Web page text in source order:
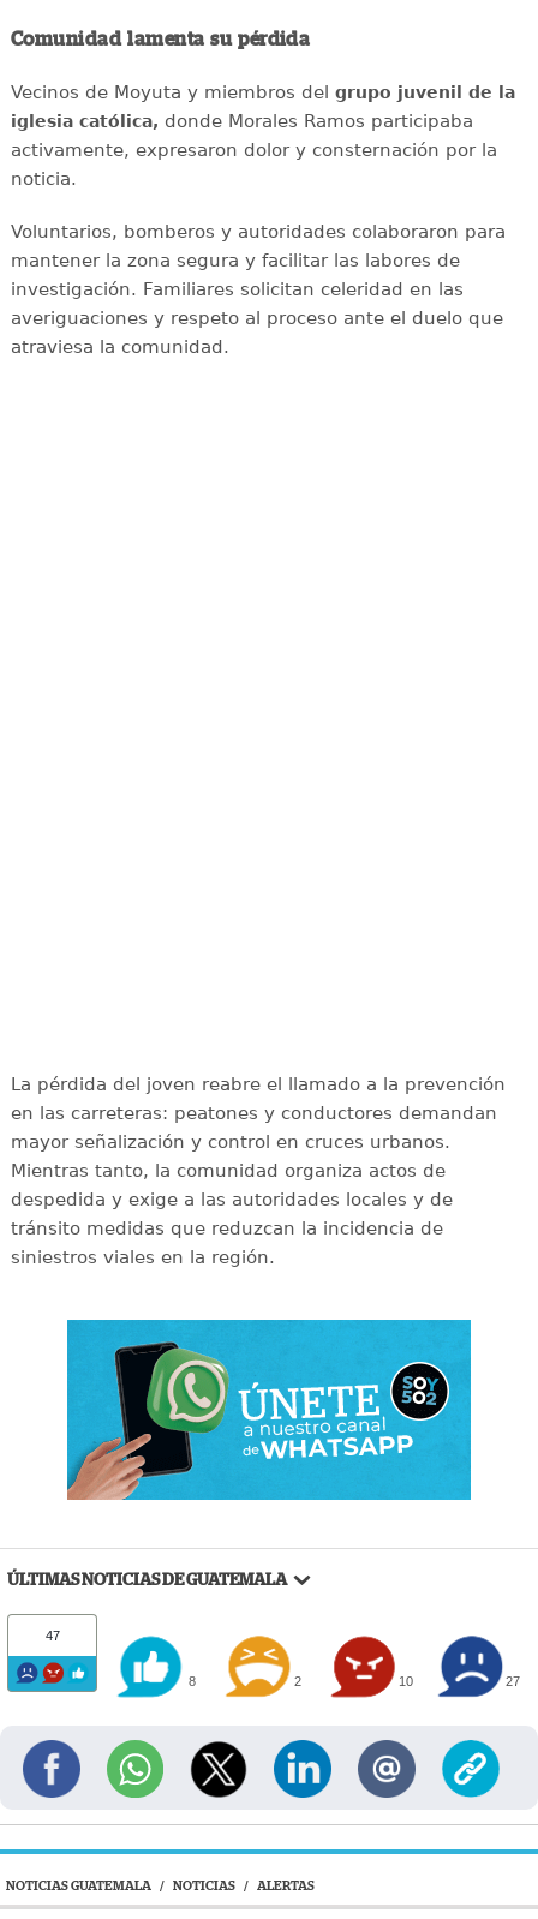
Comunidad lamenta su pérdida
Vecinos de Moyuta y miembros del grupo juvenil de la
iglesia católica, donde Morales Ramos participaba
activamente, expresaron dolor y consternación por la
noticia.
Voluntarios, bomberos y autoridades colaboraron para
mantener la zona segura y facilitar las labores de
investigación. Familiares solicitan celeridad en las
averiguaciones y respeto al proceso ante el duelo que
atraviesa la comunidad.
La pérdida del joven reabre el llamado a la prevención
en las carreteras: peatones y conductores demandan
mayor señalización y control en cruces urbanos.
Mientras tanto, la comunidad organiza actos de
despedida y exige a las autoridades locales y de
tránsito medidas que reduzcan la incidencia de
siniestros viales en la región.
ÚLTIMAS NOTICIAS DE GUATEMALA
47
8 2 10 27
NOTICIAS GUATEMALA / NOTICIAS / ALERTAS